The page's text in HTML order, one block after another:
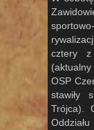
cztery
OSP
stawiły
Trójca).